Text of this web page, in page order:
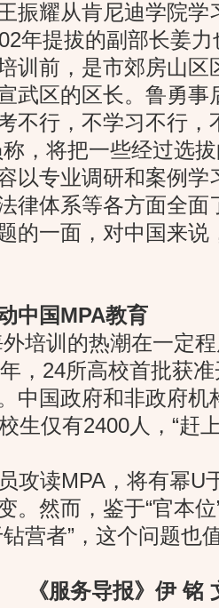
振耀从肯尼迪学院
年提拔的副部长姜
训前，是市郊房山
武区的区长。鲁勇事
不行，不学习不行，
将把一些经过选拔
以专业调研和案例
律体系等各方面全面
的一面，对中国来说
中国MPA教育
训的热潮在一定程
，24所高校首批获
中国政府和非政府机
生仅有2400人，“赶
读MPA，将有幂U
。然而，鉴于“官本
营者”，这个问题也
报》伊 铭